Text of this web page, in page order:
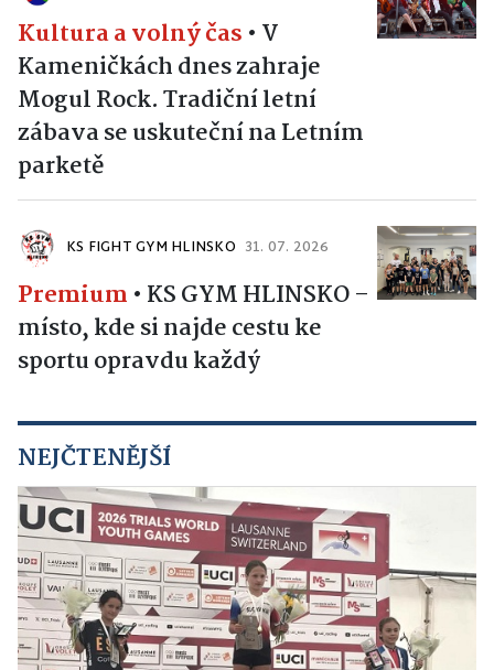
Kultura a volný čas • V
Kameničkách dnes zahraje
Mogul Rock. Tradiční letní
zábava se uskuteční na Letním
parketě
KS FIGHT GYM HLINSKO 31. 07. 2026
Premium • KS GYM HLINSKO –
místo, kde si najde cestu ke
sportu opravdu každý
NEJČTENĚJŠÍ